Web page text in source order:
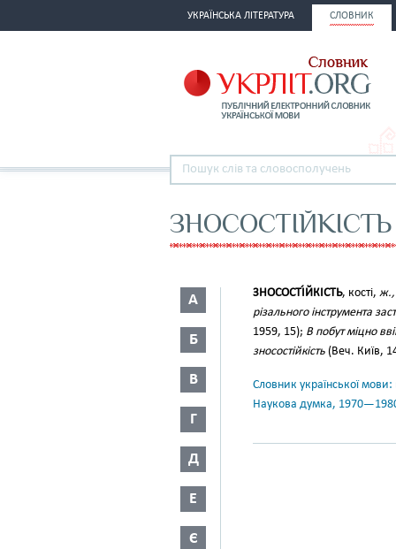
УКРАЇНСЬКА ЛІТЕРАТУРА СЛОВНИК
ЗНОСОСТІЙКІСТЬ
А
Б
В
Г
Д
Е
Є
ЗНОСОСТІ́ЙКІСТЬ, кості, ж.,
різального інструмента
1959, 15); В побут міцно
зносостійкість (Веч. Київ,
Словник української
Наукова думка,